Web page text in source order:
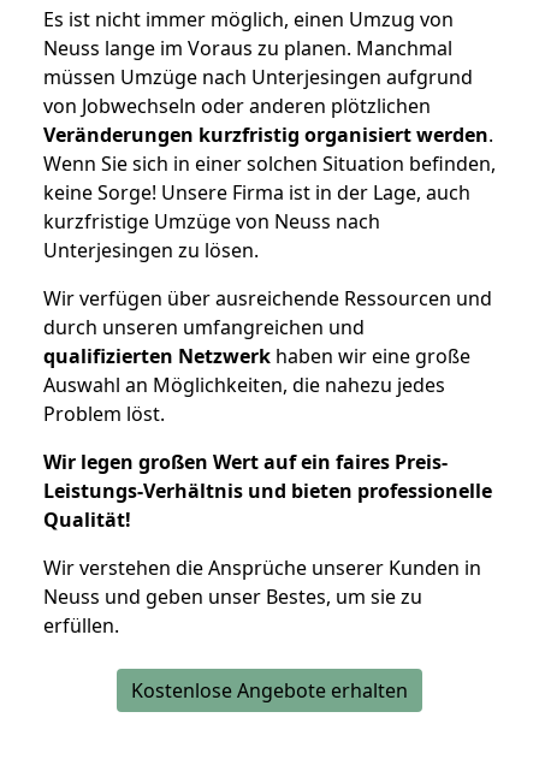
Es ist nicht immer möglich, einen Umzug von
Neuss lange im Voraus zu planen. Manchmal
müssen Umzüge nach Unterjesingen aufgrund
von Jobwechseln oder anderen plötzlichen
Veränderungen kurzfristig organisiert werden.
Wenn Sie sich in einer solchen Situation befinden,
keine Sorge! Unsere Firma ist in der Lage, auch
kurzfristige Umzüge von Neuss nach
Unterjesingen zu lösen.
Wir verfügen über ausreichende Ressourcen und
durch unseren umfangreichen und
qualifizierten Netzwerk haben wir eine große
Auswahl an Möglichkeiten, die nahezu jedes
Problem löst.
Wir legen großen Wert auf ein faires Preis-
Leistungs-Verhältnis und bieten professionelle
Qualität!
Wir verstehen die Ansprüche unserer Kunden in
Neuss und geben unser Bestes, um sie zu
erfüllen.
Kostenlose Angebote erhalten